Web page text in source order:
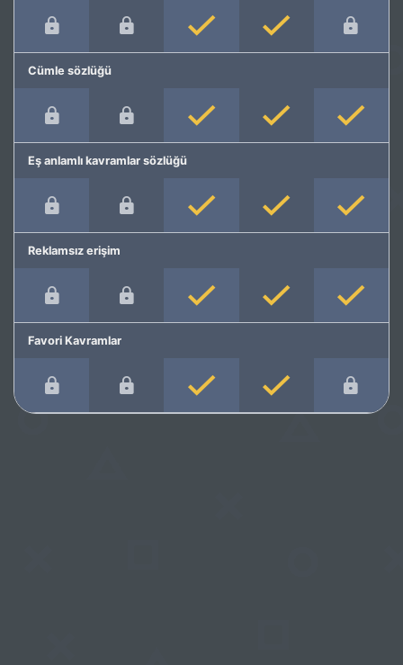
Cümle sözlüğü
Eş anlamlı kavramlar sözlüğü
Reklamsız erişim
Favori Kavramlar